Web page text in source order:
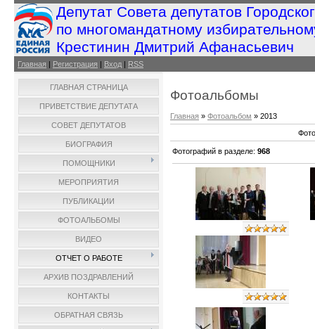
Депутат Совета депутатов
по многомандатному
Крестинин Дмитрий Афанасьевич
Главная | Регистрация | Вход | RSS
ГЛАВНАЯ СТРАНИЦА
ПРИВЕТСТВИЕ ДЕПУТАТА
СОВЕТ ДЕПУТАТОВ
БИОГРАФИЯ
ПОМОЩНИКИ
МЕРОПРИЯТИЯ
ПУБЛИКАЦИИ
ФОТОАЛЬБОМЫ
ВИДЕО
ОТЧЕТ О РАБОТЕ
АРХИВ ПОЗДРАВЛЕНИЙ
КОНТАКТЫ
ОБРАТНАЯ СВЯЗЬ
Фотоальбомы
Главная » Фотоальбом » 2013
Фотографий в разделе: 968